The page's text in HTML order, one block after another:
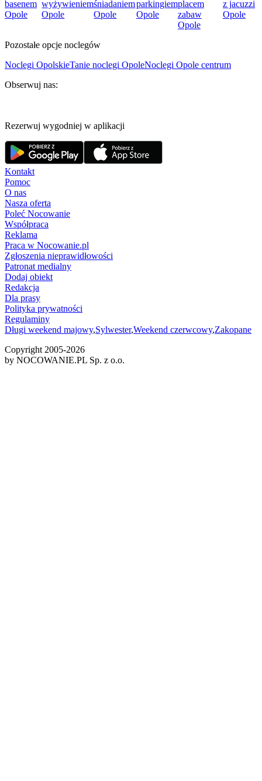
basenem
Opole
wyżywieniem
Opole
śniadaniem
Opole
parkingiem
Opole
placem
zabaw
Opole
z jacuzzi
Opole
Pozostałe opcje noclegów
Noclegi OpolskieTanie noclegi OpoleNoclegi Opole centrum
Obserwuj nas:
Rezerwuj wygodniej w aplikacji
Kontakt
Pomoc
O nas
Nasza oferta
Poleć Nocowanie
Współpraca
Reklama
Praca w Nocowanie.pl
Zgłoszenia nieprawidłowości
Patronat medialny
Dodaj obiekt
Redakcja
Dla prasy
Polityka prywatności
Regulaminy
Długi weekend majowy,Sylwester,Weekend czerwcowy,Zakopane
Copyright 2005-2026
by NOCOWANIE.PL Sp. z o.o.